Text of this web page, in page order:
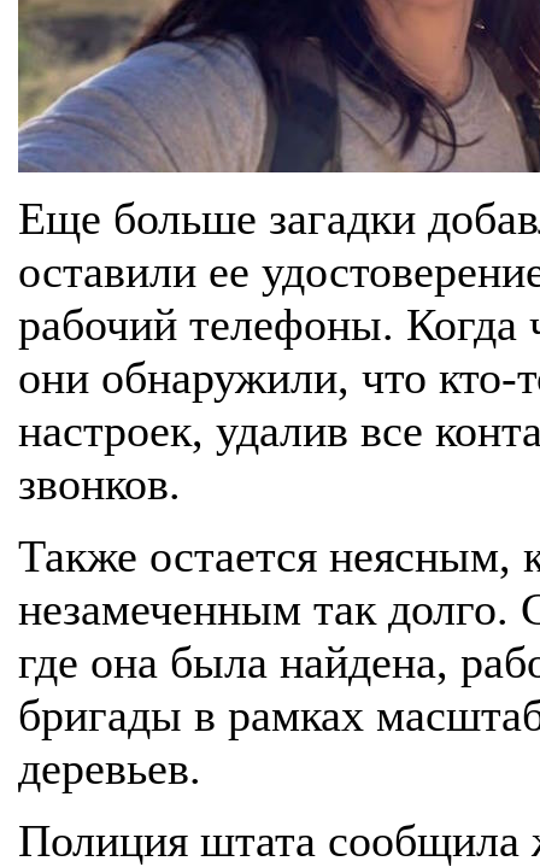
Еще больше загадки
оставили ее
рабочий телефоны. Когда
они обнаружили, что кто-
настроек, удалив все
звонков.
Также остается неясным,
незамеченным так долго.
где она была найдена,
бригады в рамках
деревьев.
Полиция штата сообщила